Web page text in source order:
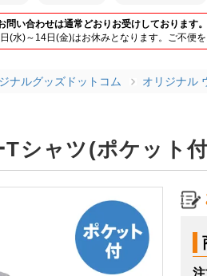
問い合わせは通常どおりお受けしております。
(水)～14日(金)はお休みとなります。ご不便
ナルグッズドットコム オリジナル
シャツ(ポケット